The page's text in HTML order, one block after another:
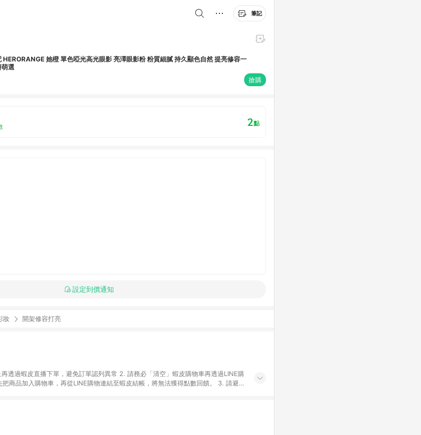
筆記
HERORANGE 她橙 單色啞光高光眼影 亮澤眼影粉 粉質細膩 持久顯色自然 提亮修容一
選
搶購
2點
設定到價通知
妝 開架修容打亮
透過蝦皮直播下單，避免訂單認列異常 2. 請務必「清空」蝦皮購物車再透過LINE購
商品加入購物車，再從LINE購物連結至蝦皮結帳，將無法獲得點數回饋。 3. 請避免
行交易（若自動跳轉 APP，請在 APP交易）。 7. 若使用不同物流或付款方式，將拆